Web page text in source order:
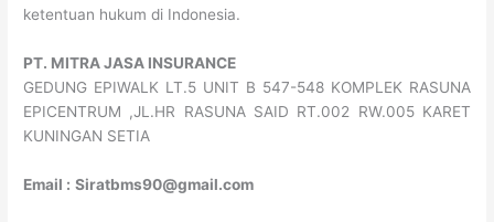
ketentuan hukum di Indonesia.
PT. MITRA JASA INSURANCE
GEDUNG EPIWALK LT.5 UNIT B 547-548 KOMPLEK RASUNA
EPICENTRUM ,JL.HR RASUNA SAID RT.002 RW.005 KARET
KUNINGAN SETIA
Email : Siratbms90@gmail.com